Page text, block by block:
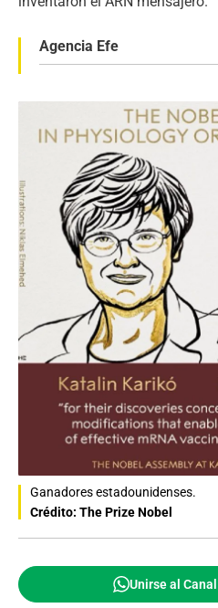
Agencia Efe
Ganadores estadounidenses.
Crédito: The Prize Nobel
Unirse al